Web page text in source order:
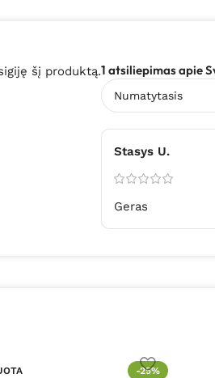
1 atsiliepimas apie
Stasys U.
Geras
šį produktą.
-25%